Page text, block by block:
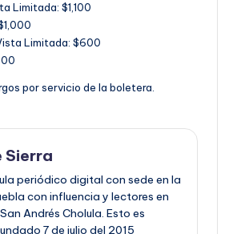
Limitada: $1,100
Limitada: $600
por servicio de la boletera.
Sierra
periódico digital con sede en la
con influencia y lectores en
Andrés Cholula. Esto es
7 de julio del 2015